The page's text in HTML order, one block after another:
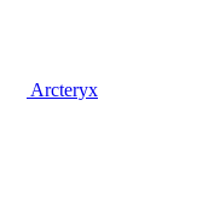
Arcteryx